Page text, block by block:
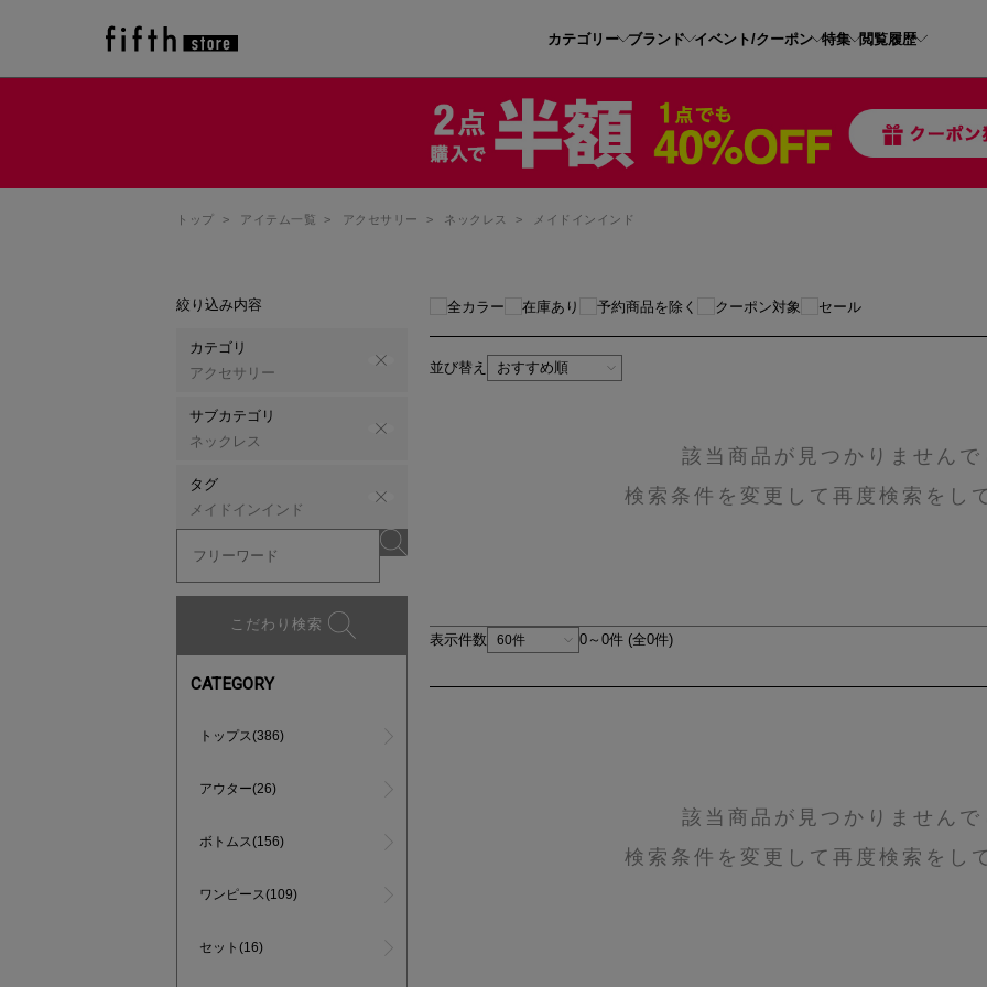
カテゴリー ブランド イベント/クーポン 特集 閲覧履歴
トップ > アイテム一覧 > アクセサリー > ネックレス > メイドインインド
絞り込み内容
カテゴリ
アクセサリー
サブカテゴリ
ネックレス
タグ
メイドインインド
こだわり検索
CATEGORY
トップス(386)
アウター(26)
ボトムス(156)
ワンピース(109)
セット(16)
全カラー 在庫あり 予約商品を除く クーポン対象 セール
並び替え
該当商品が見つかりませんで
検索条件を変更して再度検索をし
表示件数 0～0件 (全0件)
該当商品が見つかりませんで
検索条件を変更して再度検索をし